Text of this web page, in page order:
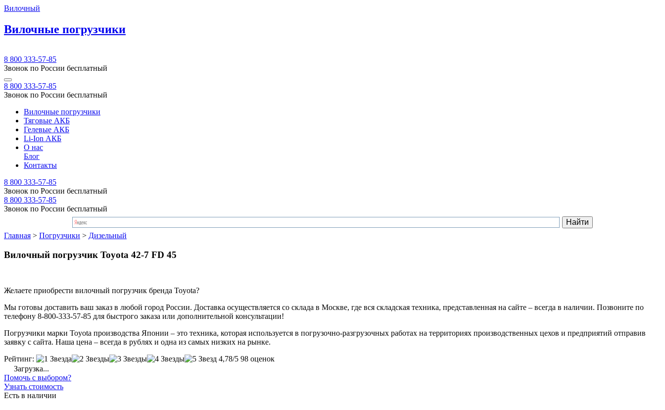
Вилочный
Вилочные погрузчики
8 800 333-57-85
Звонок по России бесплатный
8 800 333-57-85
Звонок по России бесплатный
Вилочные погрузчики
Тяговые АКБ
Гелевые АКБ
Li-Ion АКБ
О нас
Блог
Контакты
8 800 333-57-85
Звонок по России бесплатный
8 800 333-57-85
Звонок по России бесплатный
Главная > Погрузчики > Дизельный
Вилочный погрузчик Toyota 42-7 FD 45
Желаете приобрести вилочный погрузчик бренда Toyota?
Мы готовы доставить ваш заказ в любой город России. Доставка осуществляется со склада в Москве, где вся складская техника, представленная на сайте – всегда в наличии. Позвоните по
телефону 8-800-333-57-85 для быстрого заказа или дополнительной консультации!
Погрузчики марки Toyota производства Японии – это техника, которая используется в погрузочно-разгрузочных работах на территориях производственных цехов и предприятий отправив
заявку с сайта. Наша цена – всегда в рублях и одна из самых низких на рынке.
Рейтинг:
4,78/5 98 оценок
Загрузка...
Помочь с выбором?
Узнать стоимость
Есть в наличии